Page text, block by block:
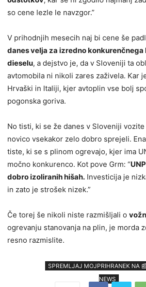
so cene lezle le navzgor.”
V prihodnjih mesecih naj bi cene še
danes velja za izredno konkurenčnega
dieselu, a dejstvo je, da v Sloveniji ta
avtomobila ni nikoli zares zaživela. Kar
Hrvaški in Italiji, kjer avtoplin vse bolj
pogonska goriva.
No tisti, ki se že danes v Sloveniji
novico vsekakor zelo dobro sprejeli.
tiste, ki se s plinom ogrevajo, kjer ima
močno konkurenco. Kot pove Grm: “
dobro izoliranih hišah. Investicija je
in zato je strošek nizek.”
Če torej še nikoli niste razmišljali o
ogrevanju stanovanja na plin, je morda
resno razmislite.
SPREMLJAJ MOJPRIHRANEK NA 📰
NEWS